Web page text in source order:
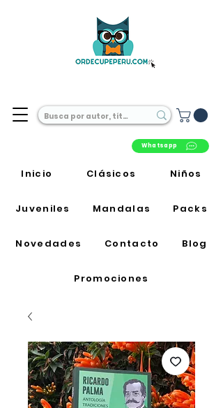
Whatsapp
Inicio Clásicos Niños
Juveniles Mandalas Packs
Novedades Contacto Blog
Promociones